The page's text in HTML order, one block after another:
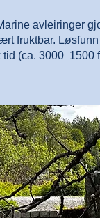
avleiringer
fruktbar.
(ca. 3000